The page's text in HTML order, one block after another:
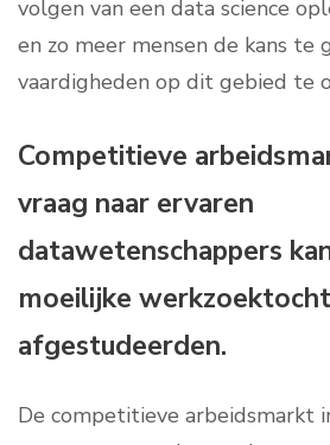
volgen van een data science
en zo meer mensen de kans te
vaardigheden op dit gebied te
Competitieve
vraag naar ervaren
datawetenschappers
moeilijke
afgestudeerden.
De competitieve arbeidsmarkt